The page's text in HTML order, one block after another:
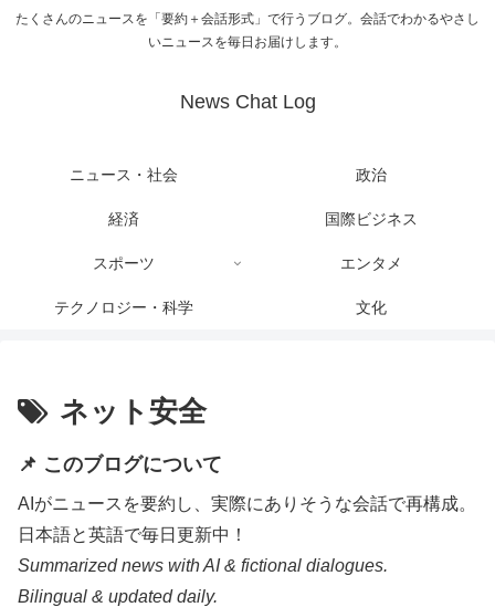
たくさんのニュースを「要約＋会話形式」で行うブログ。会話でわかるやさし
いニュースを毎日お届けします。
News Chat Log
ニュース・社会 政治
経済 国際ビジネス
スポーツ エンタメ
テクノロジー・科学 文化
ネット安全
📌 このブログについて
AIがニュースを要約し、実際にありそうな会話で再構成。
日本語と英語で毎日更新中！
Summarized news with AI & fictional dialogues.
Bilingual & updated daily.